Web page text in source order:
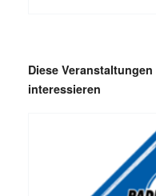
Diese
interessieren